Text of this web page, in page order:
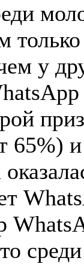
у
65%)